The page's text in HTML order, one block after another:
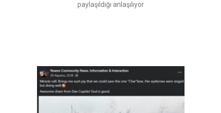
paylaşıldığı anlaşılıyor